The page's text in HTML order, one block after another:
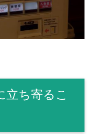
立ち寄るこ